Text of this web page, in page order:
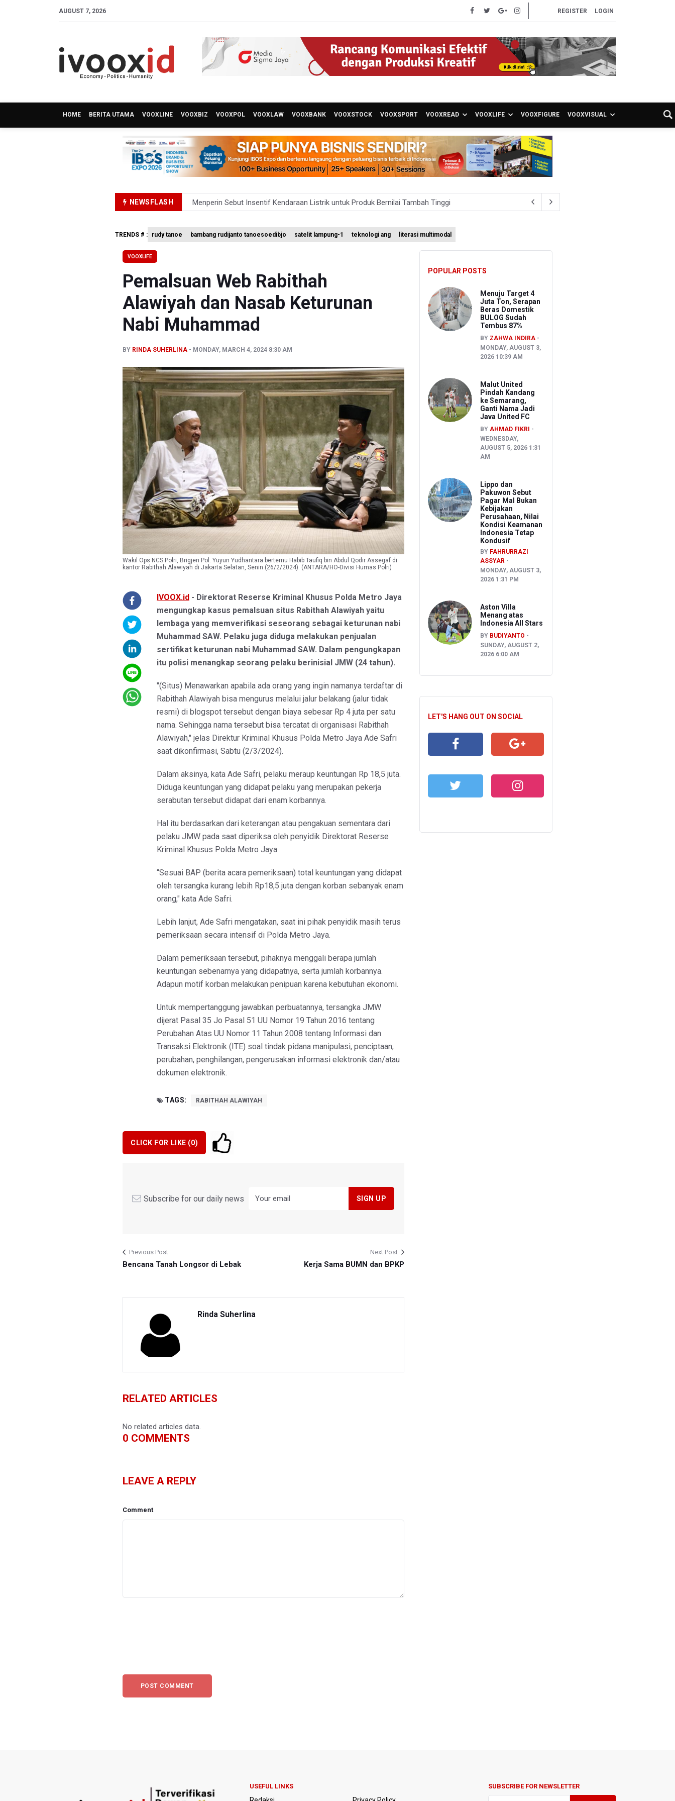
AUGUST 7, 2026 REGISTER LOGIN
HOME BERITA UTAMA VOOXLINE VOOXBIZ VOOXPOL VOOXLAW VOOXBANK VOOXSTOCK VOOXSPORT VOOXREAD VOOXLIFE VOOXFIGURE VOOXVISUAL
NEWSFLASH
Menperin Sebut Insentif Kendaraan Listrik untuk Produk Bernilai Tambah Tinggi
BRIN Pastikan Keamanan Data Proyek Satelit Lampung-1
Kuasa Hukum Klaim 995 Airsoft Gun di Sekolah Swasta Jaksel Berizin, Bantah Kepemilikan Senjata Api dan Narkoba
TRENDS # : rudy tanoe bambang rudijanto tanoesoedibjo satelit lampung-1 teknologi ang literasi multimodal
VOOXLIFE
Pemalsuan Web Rabithah
Alawiyah dan Nasab Keturunan
Nabi Muhammad
BY RINDA SUHERLINA MONDAY, MARCH 4, 2024 8:30 AM
Wakil Ops NCS Polri, Brigjen Pol. Yuyun Yudhantara bertemu Habib Taufiq bin Abdul Qodir Assegaf di
kantor Rabithah Alawiyah di Jakarta Selatan, Senin (26/2/2024). (ANTARA/HO-Divisi Humas Polri)
IVOOX.id - Direktorat Reserse Kriminal Khusus Polda Metro Jaya
mengungkap kasus pemalsuan situs Rabithah Alawiyah yaitu
lembaga yang memverifikasi seseorang sebagai keturunan nabi
Muhammad SAW. Pelaku juga diduga melakukan penjualan
sertifikat keturunan nabi Muhammad SAW. Dalam pengungkapan
itu polisi menangkap seorang pelaku berinisial JMW (24 tahun).
"(Situs) Menawarkan apabila ada orang yang ingin namanya terdaftar di
Rabithah Alawiyah bisa mengurus melalui jalur belakang (jalur tidak
resmi) di blogspot tersebut dengan biaya sebesar Rp 4 juta per satu
nama. Sehingga nama tersebut bisa tercatat di organisasi Rabithah
Alawiyah," jelas Direktur Kriminal Khusus Polda Metro Jaya Ade Safri
saat dikonfirmasi, Sabtu (2/3/2024).
Dalam aksinya, kata Ade Safri, pelaku meraup keuntungan Rp 18,5 juta.
Diduga keuntungan yang didapat pelaku yang merupakan pekerja
serabutan tersebut didapat dari enam korbannya.
Hal itu berdasarkan dari keterangan atau pengakuan sementara dari
pelaku JMW pada saat diperiksa oleh penyidik Direktorat Reserse
Kriminal Khusus Polda Metro Jaya
“Sesuai BAP (berita acara pemeriksaan) total keuntungan yang didapat
oleh tersangka kurang lebih Rp18,5 juta dengan korban sebanyak enam
orang," kata Ade Safri.
Lebih lanjut, Ade Safri mengatakan, saat ini pihak penyidik masih terus
pemeriksaan secara intensif di Polda Metro Jaya.
Dalam pemeriksaan tersebut, pihaknya menggali berapa jumlah
keuntungan sebenarnya yang didapatnya, serta jumlah korbannya.
Adapun motif korban melakukan penipuan karena kebutuhan ekonomi.
Untuk mempertanggung jawabkan perbuatannya, tersangka JMW
dijerat Pasal 35 Jo Pasal 51 UU Nomor 19 Tahun 2016 tentang
Perubahan Atas UU Nomor 11 Tahun 2008 tentang Informasi dan
Transaksi Elektronik (ITE) soal tindak pidana manipulasi, penciptaan,
perubahan, penghilangan, pengerusakan informasi elektronik dan/atau
dokumen elektronik.
TAGS: RABITHAH ALAWIYAH
CLICK FOR LIKE (0)
Subscribe for our daily news
Previous Post
Bencana Tanah Longsor di Lebak
Next Post
Kerja Sama BUMN dan BPKP
Rinda Suherlina
RELATED ARTICLES
No related articles data.
0 COMMENTS
LEAVE A REPLY
Comment
POPULAR POSTS
Menuju Target 4
Juta Ton, Serapan
Beras Domestik
BULOG Sudah
Tembus 87%
BY ZAHWA INDIRA
MONDAY, AUGUST 3,
2026 10:39 AM
Malut United
Pindah Kandang
ke Semarang,
Ganti Nama Jadi
Java United FC
BY AHMAD FIKRI
WEDNESDAY,
AUGUST 5, 2026 1:31
AM
Lippo dan
Pakuwon Sebut
Pagar Mal Bukan
Kebijakan
Perusahaan, Nilai
Kondisi Keamanan
Indonesia Tetap
Kondusif
BY FAHRURRAZI
ASSYAR
MONDAY, AUGUST 3,
2026 1:31 PM
Aston Villa
Menang atas
Indonesia All Stars
BY BUDIYANTO
SUNDAY, AUGUST 2,
2026 6:00 AM
LET'S HANG OUT ON SOCIAL
USEFUL LINKS SUBSCRIBE FOR NEWSLETTER